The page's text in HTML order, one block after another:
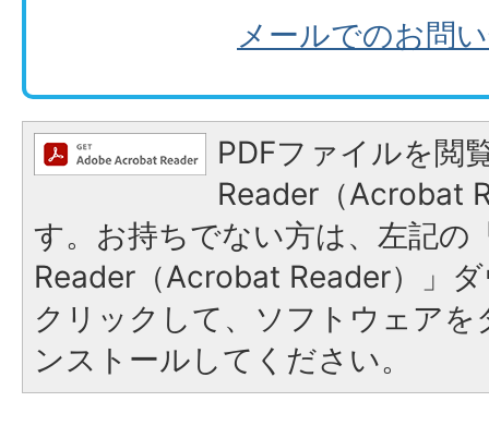
メールでのお問
PDFファイルを閲
Reader（Acrobat
す。お持ちでない方は、左記の
Reader（Acrobat Reader）」
クリックして、ソフトウェア
ンストールしてください。